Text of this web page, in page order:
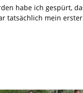
habe ich gespürt,
tatsächlich mein